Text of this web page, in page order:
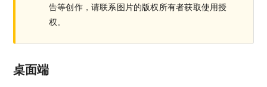
告等创作，请联系图片的版权所有者获取使用授
权。
桌面端